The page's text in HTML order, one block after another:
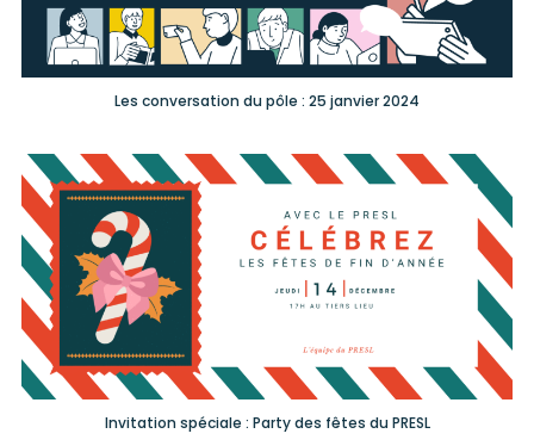
Les conversation du pôle : 25 janvier 2024
Invitation spéciale : Party des fêtes du PRESL